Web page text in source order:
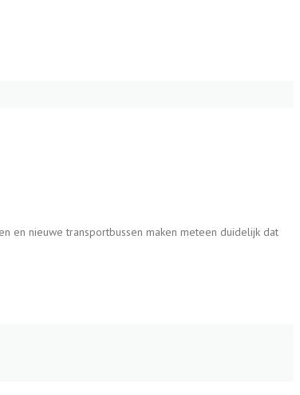
en nieuwe transportbussen maken meteen duidelijk dat